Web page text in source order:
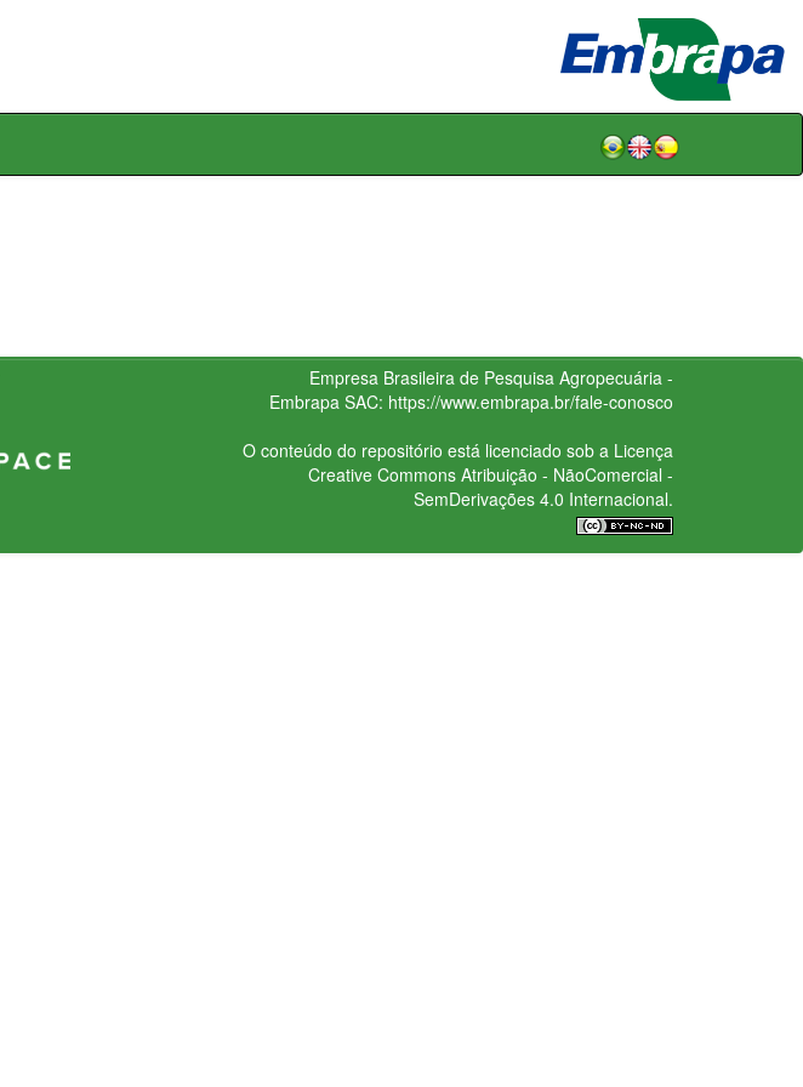
Empresa Brasileira de Pesquisa Agropecuária -
Embrapa SAC: https://www.embrapa.br/fale-conosco
O conteúdo do repositório está licenciado sob a Licença
Creative CommonsAtribuição - NãoComercial -
SemDerivações 4.0 Internacional.